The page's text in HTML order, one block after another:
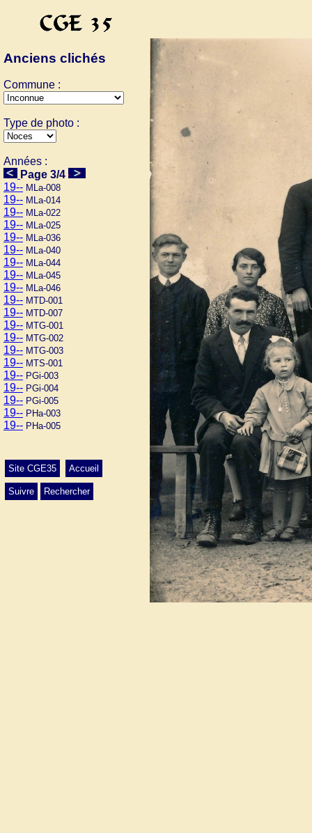
Anciens clichés
Commune :
Type de photo :
Années :
Page 3/4
19-- MLa-008
19-- MLa-014
19-- MLa-022
19-- MLa-025
19-- MLa-036
19-- MLa-040
19-- MLa-044
19-- MLa-045
19-- MLa-046
19-- MTD-001
19-- MTD-007
19-- MTG-001
19-- MTG-002
19-- MTG-003
19-- MTS-001
19-- PGi-003
19-- PGi-004
19-- PGi-005
19-- PHa-003
19-- PHa-005
Site CGE35 Accueil
Suivre Rechercher